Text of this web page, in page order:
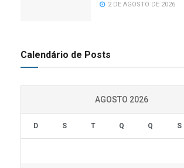
2 DE AGOSTO DE 2026
Calendário de Posts
AGOSTO 2026
D S T Q Q S